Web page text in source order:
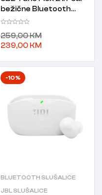
bežične Bluetooth
slušalice crne
259,00KM
239,00 KM
-10%
BLUETOOTH SLUŠALICE
JBL SLUŠALICE